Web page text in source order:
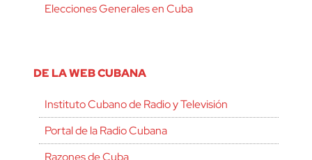
Elecciones Generales en Cuba
DE LA WEB CUBANA
Instituto Cubano de Radio y Televisión
Portal de la Radio Cubana
Razones de Cuba